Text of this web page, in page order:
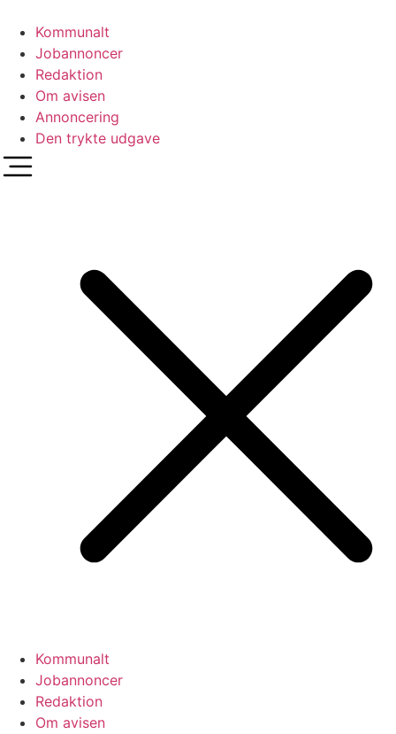
indhold
Kommunalt
Jobannoncer
Redaktion
Om avisen
Annoncering
Den trykte udgave
Kommunalt
Jobannoncer
Redaktion
Om avisen